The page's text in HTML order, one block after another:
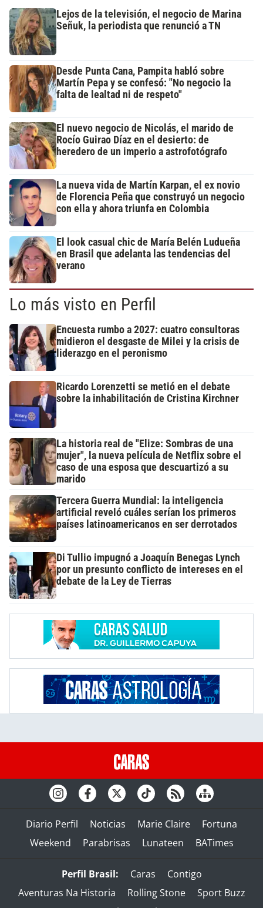
Lejos de la televisión, el negocio de Marina
Señuk, la periodista que renunció a TN
Desde Punta Cana, Pampita habló sobre
Martín Pepa y se confesó: "No negocio la
falta de lealtad ni de respeto"
El nuevo negocio de Nicolás, el marido de
Rocío Guirao Díaz en el desierto: de
heredero de un imperio a astrofotógrafo
La nueva vida de Martín Karpan, el ex novio
de Florencia Peña que construyó un negocio
con ella y ahora triunfa en Colombia
El look casual chic de María Belén Ludueña
en Brasil que adelanta las tendencias del
verano
Lo más visto en Perfil
Encuesta rumbo a 2027: cuatro consultoras
midieron el desgaste de Milei y la crisis de
liderazgo en el peronismo
Ricardo Lorenzetti se metió en el debate
sobre la inhabilitación de Cristina Kirchner
La historia real de "Elize: Sombras de una
mujer", la nueva película de Netflix sobre el
caso de una esposa que descuartizó a su
marido
Tercera Guerra Mundial: la inteligencia
artificial reveló cuáles serían los primeros
países latinoamericanos en ser derrotados
Di Tullio impugnó a Joaquín Benegas Lynch
por un presunto conflicto de intereses en el
debate de la Ley de Tierras
Diario Perfil Noticias Marie Claire
Fortuna
Weekend
Parabrisas Lunateen BATimes
Perfil Brasil: Caras
Contigo
Aventuras Na Historia
Rolling Stone
Sport Buzz